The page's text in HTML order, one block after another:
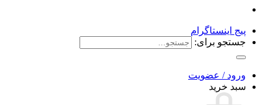
پیج اینستاگرام
جستجو برای:
ورود / عضویت
سبد خرید